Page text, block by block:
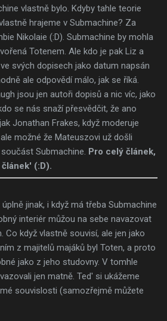
vlastně bylo. Kdyby tahle teorie
hrajeme v Submachine? Za
Nikolaie (:D). Submachine by mohla
Totenem. Ale kdo je pak Liz a
svých dopisech jako datum napsán
ale odpovědí málo, jak se říká.
jsou jen autoři dopisů a nic víc, jako
se nás snaží přesvědčit, že ano
Jonathan Frakes, když moderuje
možné že Mateuszovi už došli
Submachine. Pro celý článek,
(:D).
jinak, i když má třeba Submachine
interiér můžou na sebe navazovat
Co když vlastně souvisí, ale jen jako
z majitelů majáků byl Toten, a proto
jako z jeho studovny. V tomhle
jen matně. Ted' si ukážeme
souvislosti (samozřejmě můžete